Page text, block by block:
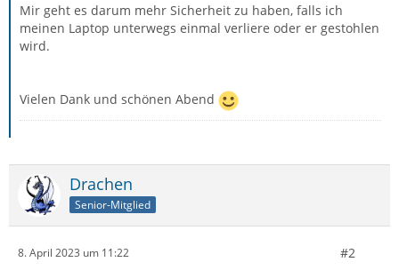
Mir geht es darum mehr Sicherheit zu haben, falls ich
meinen Laptop unterwegs einmal verliere oder er gestohlen
wird.
Vielen Dank und schönen Abend
Drachen
Senior-Mitglied
8. April 2023 um 11:22 #2